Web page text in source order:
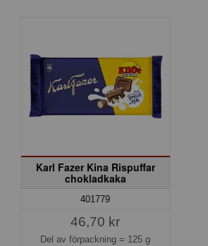
Karl Fazer Kina Rispuffar
chokladkaka
401779
46,70 kr
Del av förpackning = 125 g